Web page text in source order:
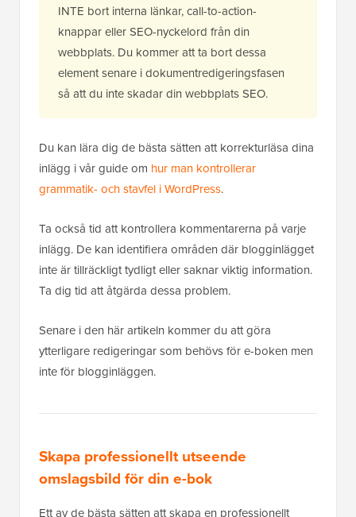
INTE bort interna länkar, call-to-action-
knappar eller SEO-nyckelord från din
webbplats. Du kommer att ta bort dessa
element senare i dokumentredigeringsfasen
så att du inte skadar din webbplats SEO.
Du kan lära dig de bästa sätten att korrekturläsa dina
inlägg i vår guide om hur man kontrollerar
grammatik- och stavfel i WordPress.
Ta också tid att kontrollera kommentarerna på varje
inlägg. De kan identifiera områden där blogginlägget
inte är tillräckligt tydligt eller saknar viktig information.
Ta dig tid att åtgärda dessa problem.
Senare i den här artikeln kommer du att göra
ytterligare redigeringar som behövs för e-boken men
inte för blogginläggen.
Skapa professionellt utseende
omslagsbild för din e-bok
Ett av de bästa sätten att skapa en professionellt